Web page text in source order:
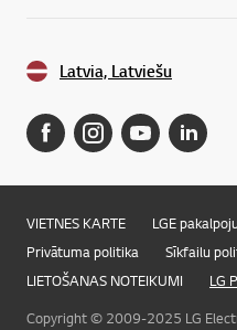
Latvia, Latviešu
VIETNES KARTE
LGE
Privātuma politika
Sīkfailu
LIETOŠANAS NOTEIKUMI
LG
Copyright © 2009-2025 LG